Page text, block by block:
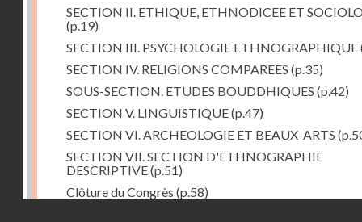
SECTION II. ETHIQUE, ETHNODICEE ET
(p.19)
SECTION III. PSYCHOLOGIE ETHNOGRAPHIQUE
SECTION IV. RELIGIONS COMPAREES (p.35)
SOUS-SECTION. ETUDES BOUDDHIQUES (p.42)
SECTION V. LINGUISTIQUE(p.47)
SECTION VI. ARCHEOLOGIE ET BEAUX-ARTS
SECTION VII. SECTION D'ETHNOGRAPHIE
DESCRIPTIVE(p.51)
Clôture du Congrès (p.58)